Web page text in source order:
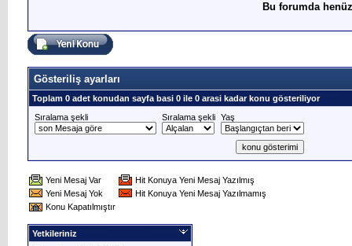
Bu forumda
Gösteriliş ayarları
Toplam 0 adet konudan sayfa basi 0 ile 0 arasi kadar konu gösteriliyor
Sıralama şekli
Sıralama şekli Yaş
Yeni Mesaj Var
Hit Konuya Yeni Mesaj Yazılmış
Yeni Mesaj Yok
Hit Konuya Yeni Mesaj Yazılmamış
Konu Kapatılmıştır
Yetkileriniz